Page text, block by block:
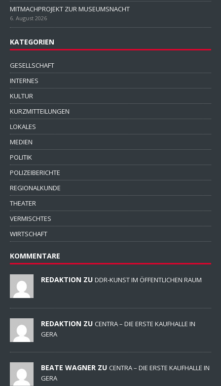
MITMACHPROJEKT ZUR MUSEUMSNACHT
6. August 2026
KATEGORIEN
GESELLSCHAFT
INTERNES
KULTUR
KURZMITTEILUNGEN
LOKALES
MEDIEN
POLITIK
POLIZEIBERICHTE
REGIONALKUNDE
THEATER
VERMISCHTES
WIRTSCHAFT
KOMMENTARE
REDAKTION ZU DDR-KUNST IM ÖFFENTLICHEN RAUM
REDAKTION ZU CENTRA – DIE ERSTE KAUFHALLE IN
GERA
BEATE WAGNER ZU CENTRA – DIE ERSTE KAUFHALLE IN
GERA